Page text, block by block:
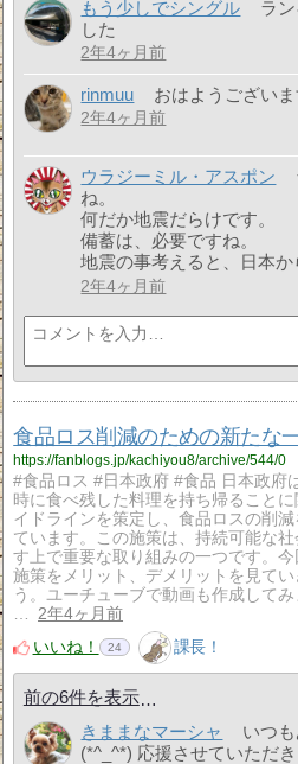
もう少しでシングル
ラ
した
2年4ヶ月前
rinmuu おはようござい
2年4ヶ月前
ウラジーミル・アスポン
ね。
何だか地震だらけです。
備蓄は、必要ですね。
地震の事考えると、日本
2年4ヶ月前
食品ロス削減のための新たな
https://fanblogs.jp/kachiyou8/archive/544/0
#食品ロス #日本政府 #食品 日本政府
時に食べ残した料理を持ち帰ること
イドラインを策定し、食品ロスの削減
ています。この施策は、持続可能な社
す上で重要な取り組みの一つです。
施策をメリット、デメリットを見てい
う。ユーチューブで動画も作成してみ
…
2年4ヶ月前
いいね！
24 課長！
前の6件を表示
きままなマーシャ
いつ
(*^_^*) 応援させていただ